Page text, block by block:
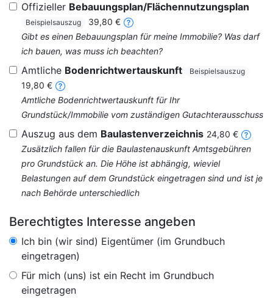
Offizieller Bebauungsplan/Flächennutzungsplan
Beispielsauszug
39,80 €
Gibt es einen Bebauungsplan für meine Immobilie? Was darf
ich bauen, was muss ich beachten?
Amtliche Bodenrichtwertauskunft Beispielsauszug
19,80 €
Amtliche Bodenrichtwertauskunft für Ihr
Grundstück/Immobilie vom zuständigen Gutachterausschuss
Auszug aus dem Baulastenverzeichnis 24,80 €
Zusätzlich fallen für die Baulastenauskunft Amtsgebühren
pro Grundstück an. Die Höhe ist abhängig, wieviel
Belastungen auf dem Grundstück eingetragen sind und ist je
nach Behörde unterschiedlich
Berechtigtes Interesse angeben
Ich bin (wir sind) Eigentümer (im Grundbuch
eingetragen)
Für mich (uns) ist ein Recht im Grundbuch
eingetragen